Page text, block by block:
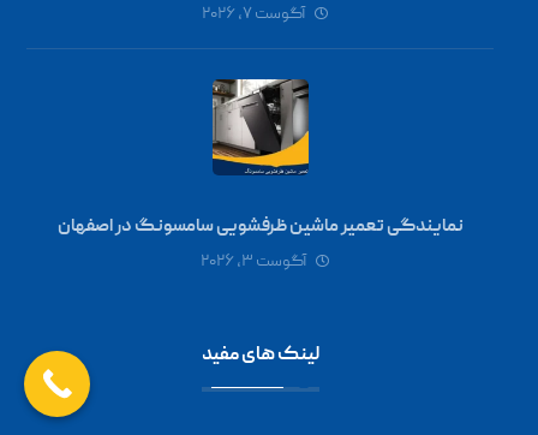
آگوست ۷, ۲۰۲۶
نمایندگی تعمیر ماشین ظرفشویی سامسونگ در اصفهان
آگوست ۳, ۲۰۲۶
لینک های مفید